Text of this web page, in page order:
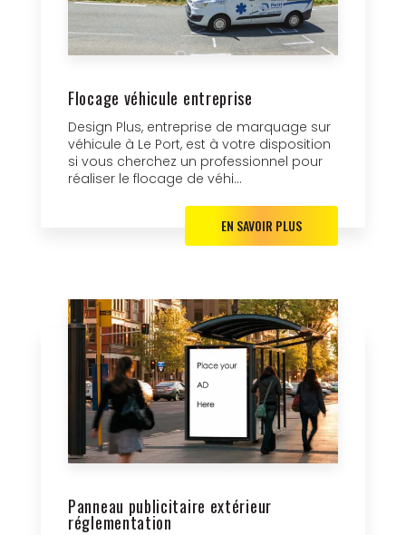
Flocage véhicule entreprise
Design Plus, entreprise de marquage sur
véhicule à Le Port, est à votre disposition
si vous cherchez un professionnel pour
réaliser le flocage de véhi...
EN SAVOIR PLUS
Panneau publicitaire extérieur
réglementation